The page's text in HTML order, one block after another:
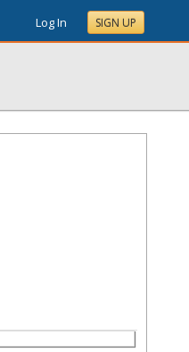
Log In SIGN UP